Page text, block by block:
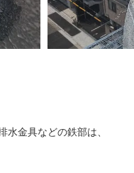
金具などの鉄部は、